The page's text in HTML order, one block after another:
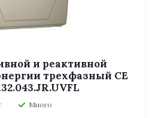
и реактивной
трехфазный CE
Много